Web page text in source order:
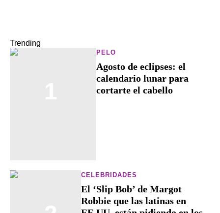
Trending
PELO
Agosto de eclipses: el
calendario lunar para
cortarte el cabello
CELEBRIDADES
El ‘Slip Bob’ de Margot
Robbie que las latinas en